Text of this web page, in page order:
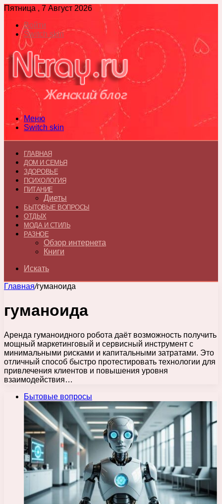
Пятница , 7 Август 2026
Войти
Switch skin
Меню
Switch skin
ГЛАВНАЯ
ДОМ И СЕМЬЯ
ЗДОРОВЬЕ
ПСИХОЛОГИЯ
ПИТАНИЕ
Диеты
БЫТОВЫЕ ВОПРОСЫ
ОТДЫХ
МОДА И СТИЛЬ
РАЗНОЕ
Обзор интернета
Книги
Искать
Главная/гуманоида
гуманоида
Аренда гуманоидного робота даёт возможность получить
мощный маркетинговый и сервисный инструмент с
минимальными рисками и капитальными затратами. Это
отличный способ быстро протестировать технологии для
привлечения клиентов и повышения уровня
взаимодействия…
Бытовые вопросы